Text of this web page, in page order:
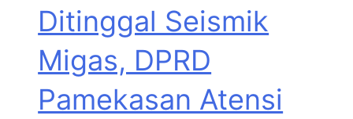
Ditinggal Seismik
Migas, DPRD
Pamekasan Atensi